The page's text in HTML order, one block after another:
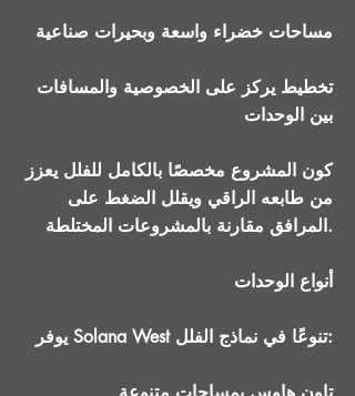
مساحات خضراء واسعة وبحيرات صناعية
تخطيط يركز على الخصوصية والمسافات
بين الوحدات
كون المشروع مخصصًا بالكامل للفلل يعزز
من طابعه الراقي ويقلل الضغط على
المرافق مقارنة بالمشروعات المختلطة.
أنواع الوحدات
يوفر Solana West تنوعًا في نماذج الفلل: